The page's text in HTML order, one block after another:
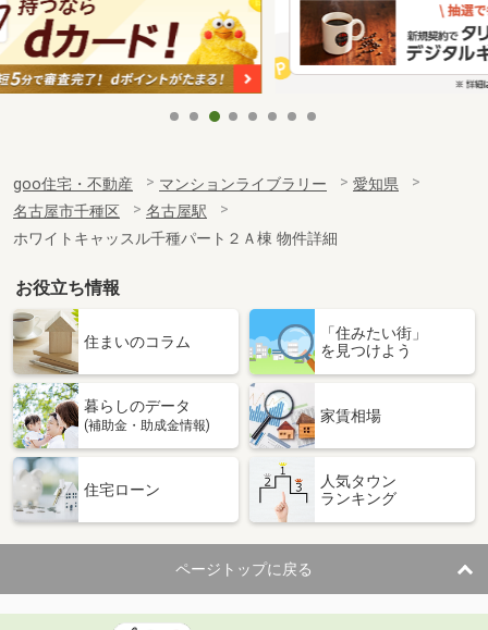
goo住宅・不動産 マンションライブラリー
愛知県
名古屋市千種区
名古屋駅
ホワイトキャッスル千種パート２Ａ棟 物件詳細
お役立ち情報
住まいのコラム
「住みたい街」
を見つけよう
暮らしのデータ
(補助金・助成金情報)
家賃相場
住宅ローン
人気タウン
ランキング
ページトップに戻る